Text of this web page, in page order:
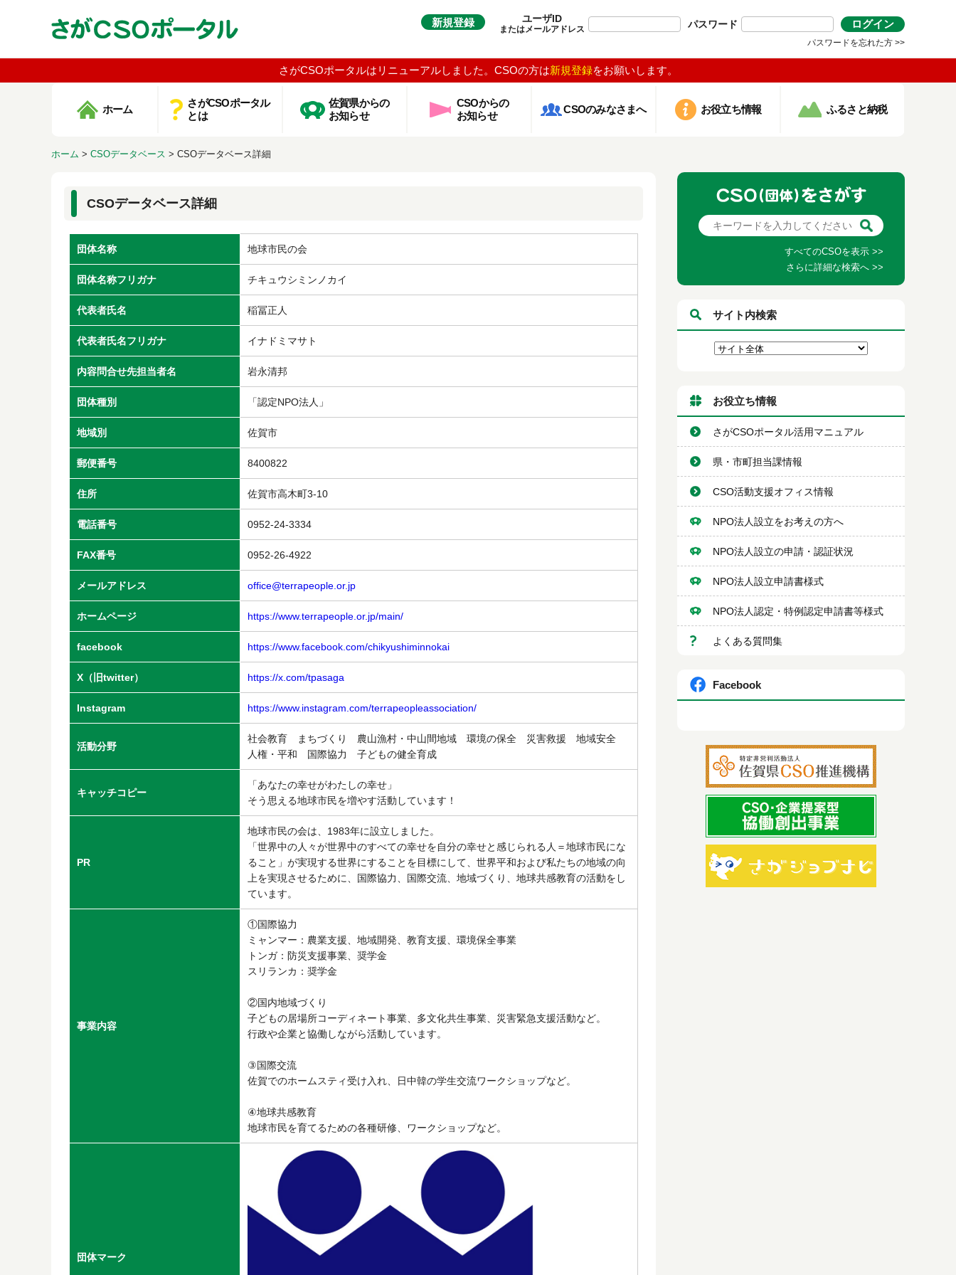
新規登録 ユーザID
またはメールアドレス パスワード ログイン
パスワードを忘れた方 >>
さがCSOポータルはリニューアルしました。CSOの方は新規登録をお願いします。
ホーム
さがCSOポータル
とは
佐賀県からの
お知らせ
CSOからの
お知らせ
CSOのみなさまへ お役立ち情報 ふるさと納税
ホーム > CSOデータベース > CSOデータベース詳細
CSOデータベース詳細
団体名称 地球市民の会
団体名称フリガナ チキュウシミンノカイ
代表者氏名 稲冨正人
代表者氏名フリガナ イナドミマサト
内容問合せ先担当者名 岩永清邦
団体種別 「認定NPO法人」
地域別 佐賀市
郵便番号 8400822
住所 佐賀市高木町3-10
電話番号 0952-24-3334
FAX番号 0952-26-4922
メールアドレス office@terrapeople.or.jp
ホームページ https://www.terrapeople.or.jp/main/
facebook https://www.facebook.com/chikyushiminnokai
X（旧twitter） https://x.com/tpasaga
Instagram https://www.instagram.com/terrapeopleassociation/
活動分野
社会教育 まちづくり 農山漁村・中山間地域 環境の保全 災害救援 地域安全
人権・平和 国際協力 子どもの健全育成
キャッチコピー
「あなたの幸せがわたしの幸せ」
そう思える地球市民を増やす活動しています！
PR
地球市民の会は、1983年に設立しました。
「世界中の人々が世界中のすべての幸せを自分の幸せと感じられる人＝地球市民にな
ること」が実現する世界にすることを目標にして、世界平和および私たちの地域の向
上を実現させるために、国際協力、国際交流、地域づくり、地球共感教育の活動をし
ています。
事業内容
①国際協力
ミャンマー：農業支援、地域開発、教育支援、環境保全事業
トンガ：防災支援事業、奨学金
スリランカ：奨学金
②国内地域づくり
子どもの居場所コーディネート事業、多文化共生事業、災害緊急支援活動など。
行政や企業と協働しながら活動しています。
③国際交流
佐賀でのホームスティ受け入れ、日中韓の学生交流ワークショップなど。
④地球共感教育
地球市民を育てるための各種研修、ワークショップなど。
団体マーク
すべてのCSOを表示 >>
さらに詳細な検索へ >>
サイト内検索
お役立ち情報
さがCSOポータル活用マニュアル
県・市町担当課情報
CSO活動支援オフィス情報
NPO法人設立をお考えの方へ
NPO法人設立の申請・認証状況
NPO法人設立申請書様式
NPO法人認定・特例認定申請書等様式
よくある質問集
Facebook